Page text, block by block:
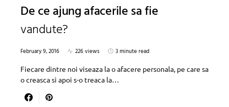
De ce ajung afacerile sa fie
vandute?
February 9, 2016 226 views
3 minute read
Fiecare dintre noi viseaza la o afacere personala, pe care sa
o creasca si apoi s-o treaca la…